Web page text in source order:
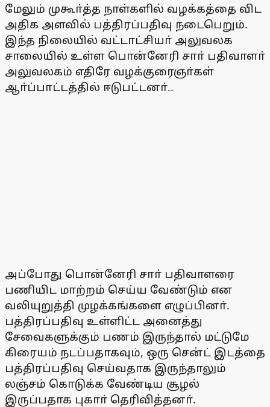
மேலும் முகூா்த்த நாள்களில் வழக்கத்தை விட
அதிக அளவில் பத்திரப்பதிவு நடைபெறும்.
இந்த நிலையில் வட்டாட்சியா் அலுவலக
சாலையில் உள்ள பொன்னேரி சாா் பதிவாளா்
அலுவலகம் எதிரே வழக்குரைஞா்கள்
ஆா்ப்பாட்டத்தில் ஈடுபட்டனா்..
அப்போது பொன்னேரி சாா் பதிவாளரை
பணியிட மாற்றம் செய்ய வேண்டும் என
வலியுறுத்தி முழக்கங்களை எழுப்பினா்.
பத்திரப்பதிவு உள்ளிட்ட அனைத்து
சேவைகளுக்கும் பணம் இருந்தால் மட்டுமே
கிரையம் நடப்பதாகவும், ஒரு சென்ட் இடத்தை
பத்திரப்பதிவு செய்வதாக இருந்தாலும்
லஞ்சம் கொடுக்க வேண்டிய சூழல்
இருப்பதாக புகாா் தெரிவித்தனா்.